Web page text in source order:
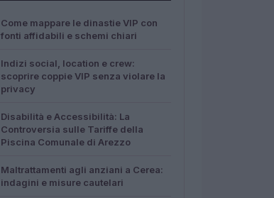
Come mappare le dinastie VIP con
fonti affidabili e schemi chiari
Indizi social, location e crew:
scoprire coppie VIP senza violare la
privacy
Disabilità e Accessibilità: La
Controversia sulle Tariffe della
Piscina Comunale di Arezzo
Maltrattamenti agli anziani a Cerea:
indagini e misure cautelari